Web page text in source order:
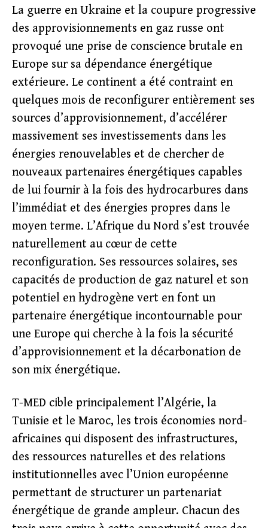
La guerre en Ukraine et la coupure progressive
des approvisionnements en gaz russe ont
provoqué une prise de conscience brutale en
Europe sur sa dépendance énergétique
extérieure. Le continent a été contraint en
quelques mois de reconfigurer entièrement ses
sources d’approvisionnement, d’accélérer
massivement ses investissements dans les
énergies renouvelables et de chercher de
nouveaux partenaires énergétiques capables
de lui fournir à la fois des hydrocarbures dans
l’immédiat et des énergies propres dans le
moyen terme. L’Afrique du Nord s’est trouvée
naturellement au cœur de cette
reconfiguration. Ses ressources solaires, ses
capacités de production de gaz naturel et son
potentiel en hydrogène vert en font un
partenaire énergétique incontournable pour
une Europe qui cherche à la fois la sécurité
d’approvisionnement et la décarbonation de
son mix énergétique.
T-MED cible principalement l’Algérie, la
Tunisie et le Maroc, les trois économies nord-
africaines qui disposent des infrastructures,
des ressources naturelles et des relations
institutionnelles avec l’Union européenne
permettant de structurer un partenariat
énergétique de grande ampleur. Chacun des